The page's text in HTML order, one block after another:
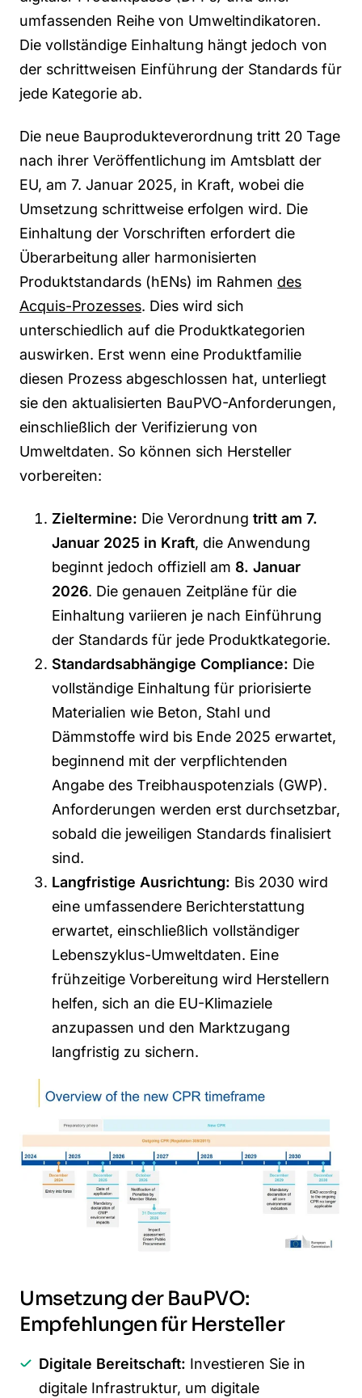
umfassenden Reihe von Umweltindikatoren.
Die vollständige Einhaltung hängt jedoch von
der schrittweisen Einführung der Standards für
jede Kategorie ab.
Die neue Bauprodukteverordnung tritt 20 Tage
nach ihrer Veröffentlichung im Amtsblatt der
EU, am 7. Januar 2025, in Kraft, wobei die
Umsetzung schrittweise erfolgen wird. Die
Einhaltung der Vorschriften erfordert die
Überarbeitung aller harmonisierten
Produktstandards (hENs) im Rahmen des
Acquis-Prozesses. Dies wird sich
unterschiedlich auf die Produktkategorien
auswirken. Erst wenn eine Produktfamilie
diesen Prozess abgeschlossen hat, unterliegt
sie den aktualisierten BauPVO-Anforderungen,
einschließlich der Verifizierung von
Umweltdaten. So können sich Hersteller
vorbereiten:
Zieltermine: Die Verordnung tritt am 7.
Januar 2025 in Kraft, die Anwendung
beginnt jedoch offiziell am 8. Januar
2026. Die genauen Zeitpläne für die
Einhaltung variieren je nach Einführung
der Standards für jede Produktkategorie.
Standardsabhängige Compliance: Die
vollständige Einhaltung für priorisierte
Materialien wie Beton, Stahl und
Dämmstoffe wird bis Ende 2025 erwartet,
beginnend mit der verpflichtenden
Angabe des Treibhauspotenzials (GWP).
Anforderungen werden erst durchsetzbar,
sobald die jeweiligen Standards finalisiert
sind.
Langfristige Ausrichtung: Bis 2030 wird
eine umfassendere Berichterstattung
erwartet, einschließlich vollständiger
Lebenszyklus-Umweltdaten. Eine
frühzeitige Vorbereitung wird Herstellern
helfen, sich an die EU-Klimaziele
anzupassen und den Marktzugang
langfristig zu sichern.
Umsetzung der BauPVO:
Empfehlungen für Hersteller
Digitale Bereitschaft: Investieren Sie in
digitale Infrastruktur, um digitale